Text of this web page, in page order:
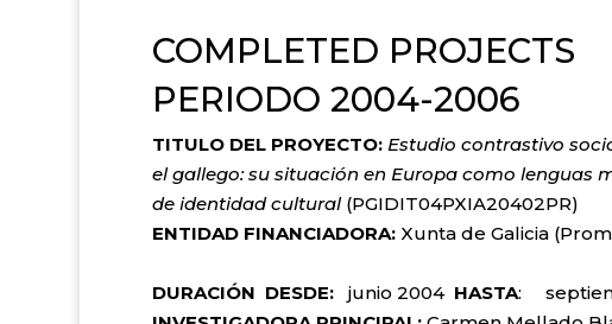
COMPLETED PROJECTS
PERIODO 2004-2006
TITULO DEL PROYECTO:Estudio contrastivo
el gallego: su situación en Europa como lenguas
de identidad cultural(PGIDIT04PXIA20402PR)
ENTIDAD FINANCIADORA: Xunta de Galicia
DURACIÓN DESDE: junio 2004 HASTA: